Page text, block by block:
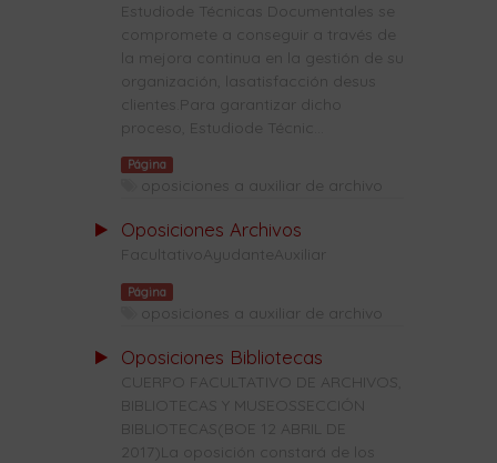
Estudiode Técnicas Documentales se
compromete a conseguir a través de
la mejora continua en la gestión de su
organización, lasatisfacción desus
clientes.Para garantizar dicho
proceso, Estudiode Técnic...
Página
oposiciones a auxiliar de archivo
Oposiciones Archivos
FacultativoAyudanteAuxiliar
Página
oposiciones a auxiliar de archivo
Oposiciones Bibliotecas
CUERPO FACULTATIVO DE ARCHIVOS,
BIBLIOTECAS Y MUSEOSSECCIÓN
BIBLIOTECAS(BOE 12 ABRIL DE
2017)La oposición constará de los